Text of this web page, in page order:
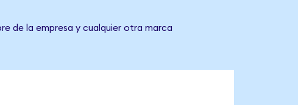
de la empresa y cualquier otra marca